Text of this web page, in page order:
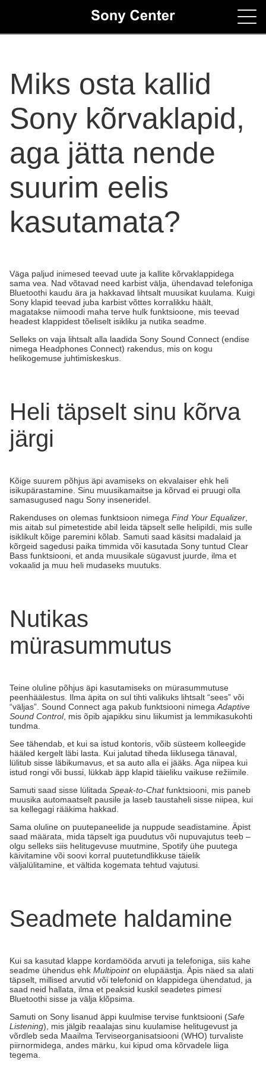
Contacts
Miks osta kallid
Sony kõrvaklapid,
aga jätta nende
suurim eelis
kasutamata?
Väga paljud inimesed teevad uute ja kallite kõrvaklappidega
sama vea. Nad võtavad need karbist välja, ühendavad telefoniga
Bluetoothi kaudu ära ja hakkavad lihtsalt muusikat kuulama. Kuigi
Sony klapid teevad juba karbist võttes korralikku häält,
magatakse niimoodi maha terve hulk funktsioone, mis teevad
headest klappidest tõeliselt isikliku ja nutika seadme.
Selleks on vaja lihtsalt alla laadida Sony Sound Connect (endise
nimega Headphones Connect) rakendus, mis on kogu
helikogemuse juhtimiskeskus.
Heli täpselt sinu kõrva
järgi
Kõige suurem põhjus äpi avamiseks on ekvalaiser ehk heli
isikupärastamine. Sinu muusikamaitse ja kõrvad ei pruugi olla
samasugused nagu Sony inseneridel.
Rakenduses on olemas funktsioon nimega Find Your Equalizer
mis aitab sul pimetestide abil leida täpselt selle helipildi, mis sulle
isiklikult kõige paremini kõlab. Samuti saad käsitsi madalaid ja
kõrgeid sagedusi paika timmida või kasutada Sony tuntud Clear
Bass funktsiooni, et anda muusikale sügavust juurde, ilma et
vokaalid ja muu heli mudaseks muutuks.
Nutikas
mürasummutus
Teine oluline põhjus äpi kasutamiseks on mürasummutuse
peenhäälestus. Ilma äpita on sul tihti valikuks lihtsalt “sees” või
“väljas”. Sound Connect aga pakub funktsiooni nimega Adaptive
Sound Control, mis õpib ajapikku sinu liikumist ja lemmikasukohti
tundma.
See tähendab, et kui sa istud kontoris, võib süsteem kolleegide
hääled kergelt läbi lasta. Kui jalutad tiheda liiklusega tänaval,
lülitub sisse läbikumavus, et sa auto alla ei jääks. Aga niipea kui
istud rongi või bussi, lükkab äpp klapid täieliku vaikuse režiimile.
Samuti saad sisse lülitada Speak-to-Chatfunktsiooni, mis paneb
muusika automaatselt pausile ja laseb taustaheli sisse niipea, kui
sa kellegagi rääkima hakkad.
Sama oluline on puutepaneelide ja nuppude seadistamine. Äpist
saad määrata, mida täpselt iga puudutus või nupuvajutus teeb –
olgu selleks siis helitugevuse muutmine, Spotify ühe puutega
käivitamine või soovi korral puutetundlikkuse täielik
väljalülitamine, et vältida kogemata tehtud vajutusi.
Seadmete haldamine
Kui sa kasutad klappe kordamööda arvuti ja telefoniga, siis kahe
seadme ühendus ehk Multipointon elupäästja. Äpis näed sa alati
täpselt, millised arvutid või telefonid on klappidega ühendatud, ja
saad neid hallata, ilma et peaksid kuskil seadetes pimesi
Bluetoothi sisse ja välja klõpsima.
Samuti on Sony lisanud äppi kuulmise tervise funktsiooni (Safe
Listening), mis jälgib reaalajas sinu kuulamise helitugevust ja
võrdleb seda Maailma Terviseorganisatsiooni (WHO) turvaliste
piirnormidega, andes märku, kui kipud oma kõrvadele liiga
tegema.